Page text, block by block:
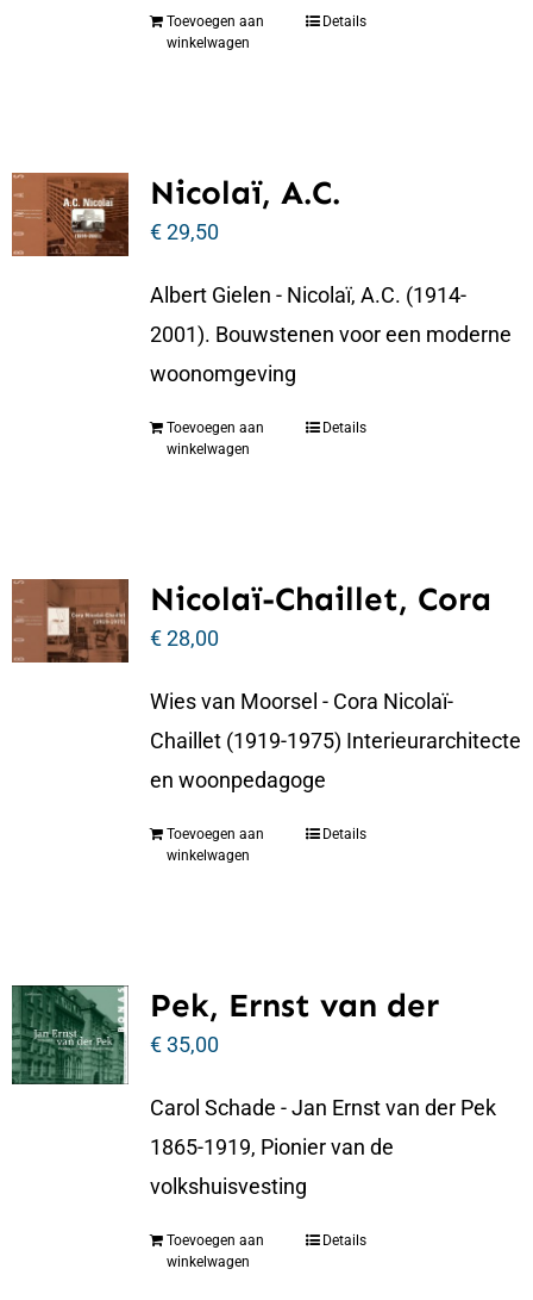
Toevoegen aan
winkelwagen
Details
Nicolaï, A.C.
€29,50
Albert Gielen - Nicolaï, A.C. (1914-
2001). Bouwstenen voor een moderne
woonomgeving
Toevoegen aan
winkelwagen
Details
Nicolaï-Chaillet, Cora
€28,00
Wies van Moorsel - Cora Nicolaï-
Chaillet (1919-1975) Interieurarchitecte
en woonpedagoge
Toevoegen aan
winkelwagen
Details
Pek, Ernst van der
€35,00
Carol Schade - Jan Ernst van der Pek
1865-1919, Pionier van de
volkshuisvesting
Toevoegen aan
winkelwagen
Details